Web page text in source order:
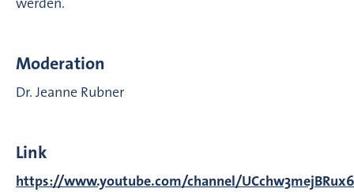
Moderation
Dr. Jeanne Rubner
Link
https://www.youtube.com/channel/